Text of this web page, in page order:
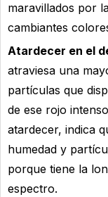
maravillados por
cambiantes
Atardecer en el
atraviesa una
partículas que
de ese rojo
atardecer, indica
humedad y
porque tiene la
espectro.